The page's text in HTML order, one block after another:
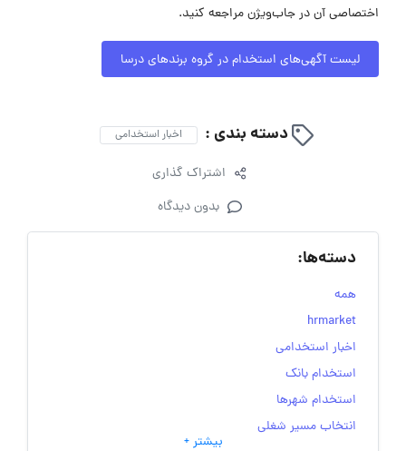
اختصاصی آن در جاب‌ویژن مراجعه کنید.
لیست آگهی‌های استخدام در گروه برندهای درسا
دسته بندی : اخبار استخدامی
اشتراک گذاری
بدون دیدگاه
دسته‌ها:
همه
hrmarket
اخبار استخدامی
استخدام بانک
استخدام شهرها
انتخاب مسیر شغلی
بیشتر +